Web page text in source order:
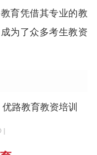
育凭借其专业的教
为了众多考生教资
路教育教资培训
|